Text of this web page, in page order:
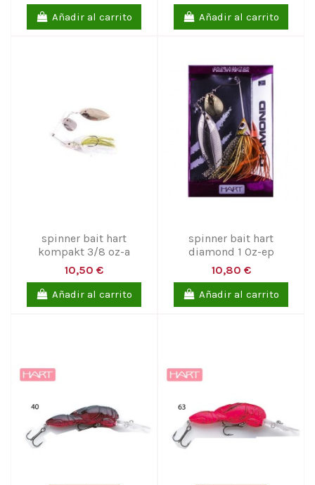
Añadir al carrito Añadir al carrito
spinner bait hart
kompakt 3/8 oz-a
10,50 €
Añadir al carrito
spinner bait hart
diamond 1 0z-ep
10,80 €
Añadir al carrito